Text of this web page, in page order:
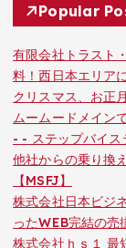
Popular
有限会社トラスト
料！西日本エリア
クリスマス、お正
ムームードメイン
- - ステップバイス
他社からの乗り換
【MSFJ】
株式会社日本ビジ
ったWEB完結の売
株式会社ｈｓ１ 最